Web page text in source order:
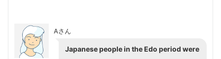
Aさん
Japanese people in the Edo period were